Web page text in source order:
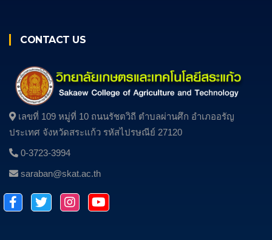
CONTACT US
เลขที่ 109 หมู่ที่ 10 ถนนรัชตวิถี ตําบลผ่านศึก อําเภออรัญ
ประเทศ จังหวัดสระแก้ว รหัสไปรษณีย์ 27120
0-3723-3994
saraban@skat.ac.th